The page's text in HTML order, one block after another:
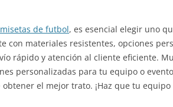
de futbol, es esencial elegir uno
con materiales resistentes, opciones
rápido y atención al cliente eficiente.
personalizadas para tu equipo o
el mejor trato. ¡Haz que tu